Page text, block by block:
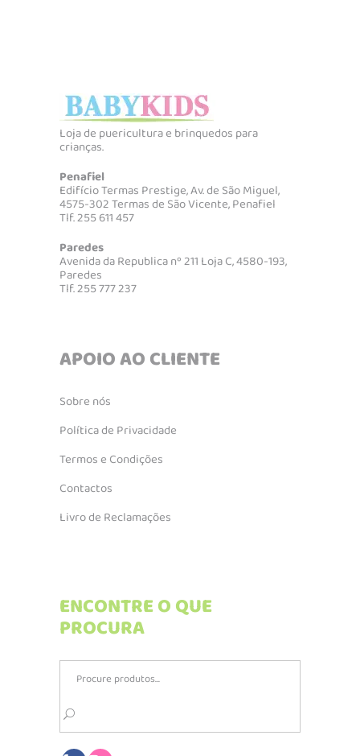
Loja de puericultura e brinquedos para
crianças.
Penafiel
Edifício Termas Prestige, Av. de São Miguel,
4575-302 Termas de São Vicente, Penafiel
Tlf. 255 611 457
Paredes
Avenida da Republica nº 211 Loja C, 4580-193,
Paredes
Tlf. 255 777 237
APOIO AO CLIENTE
Sobre nós
Política de Privacidade
Termos e Condições
Contactos
Livro de Reclamações
ENCONTRE O QUE
PROCURA